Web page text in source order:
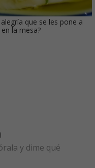
que se les pone a
la mesa?
y dime qué